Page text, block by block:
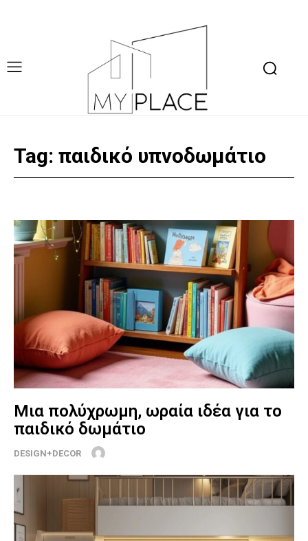
Tag: παιδικό υπνοδωμάτιο
Μια πολύχρωμη, ωραία ιδέα για το
παιδικό δωμάτιο
DESIGN+DECOR